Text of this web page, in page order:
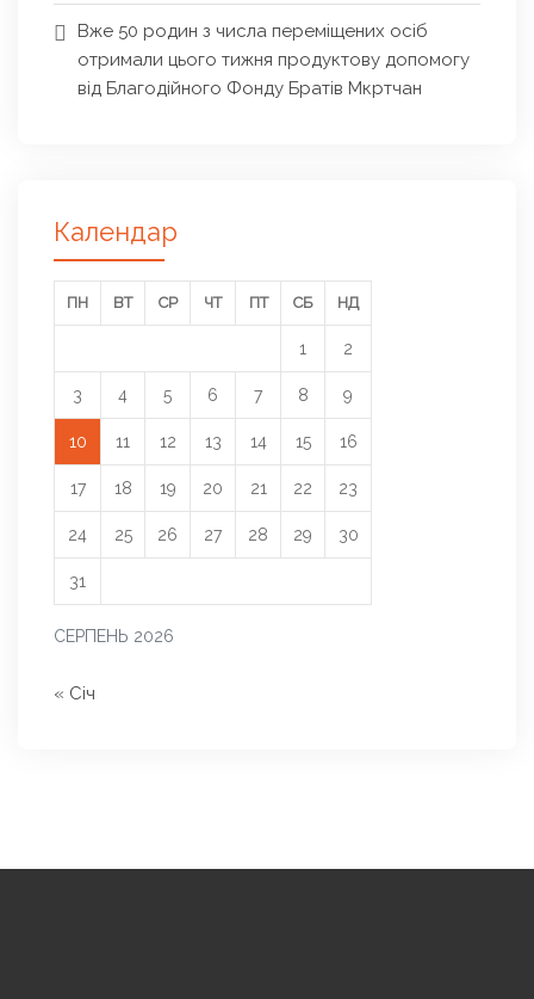
Вже 50 родин з числа переміщених осіб
отримали цього тижня продуктову допомогу
від Благодійного Фонду Братів Мкртчан
Календар
СЕРПЕНЬ 2026
ПН ВТ СР ЧТ ПТ СБ НД
1 2
3 4 5 6 7 8 9
10 11 12 13 14 15 16
17 18 19 20 21 22 23
24 25 26 27 28 29 30
31
« Січ